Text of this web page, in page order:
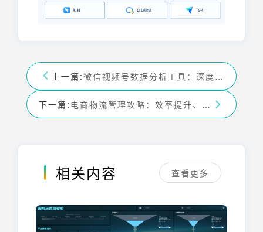
上一篇: 微信视频号数据分析工具：深度剖析与推荐，运营必备！
下一篇: 电商物流管理攻略：效率提升、成本优化与顾客体验
相关内容 查看更多